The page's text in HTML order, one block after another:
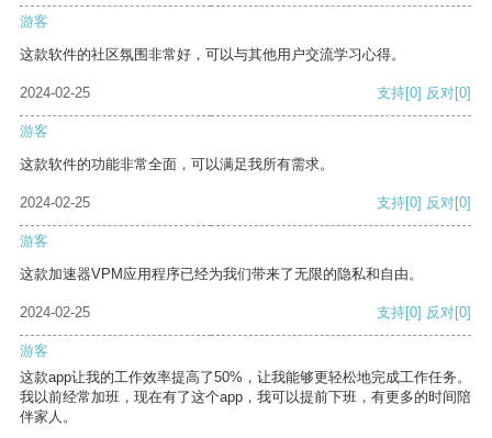
游客
这款软件的社区氛围非常好，可以与其他用户交流学习心得。
2024-02-25 支持[0] 反对[0]
游客
这款软件的功能非常全面，可以满足我所有需求。
2024-02-25 支持[0] 反对[0]
游客
这款加速器VPM应用程序已经为我们带来了无限的隐私和自由。
2024-02-25 支持[0] 反对[0]
游客
这款app让我的工作效率提高了50%，让我能够更轻松地完成工作任务。
我以前经常加班，现在有了这个app，我可以提前下班，有更多的时间陪
伴家人。